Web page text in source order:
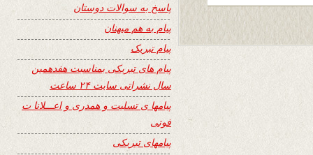
پاسخ به سوالات دوستان
پیام به هم میهنان
پیام تبریک
پیام های تبریکی بمناسبت هفدهمین
سال نشراتی سایت ۲۴ ساعت
پیامها ی تسلیت و همدری و اعـــلانا ت
فوتی
پیامهای تبریکی